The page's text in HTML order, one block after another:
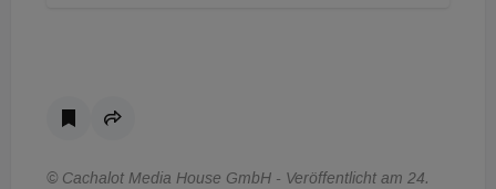
© Cachalot Media House GmbH - Veröffentlicht am 24.